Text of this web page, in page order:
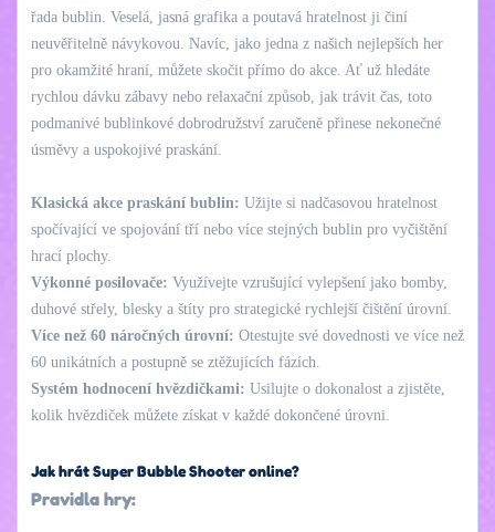
řada bublin. Veselá, jasná grafika a poutavá hratelnost ji činí
neuvěřitelně návykovou. Navíc, jako jedna z našich nejlepších her
pro okamžité hraní, můžete skočit přímo do akce. Ať už hledáte
rychlou dávku zábavy nebo relaxační způsob, jak trávit čas, toto
podmanivé bublinkové dobrodružství zaručeně přinese nekonečné
úsměvy a uspokojivé praskání.
Klasická akce praskání bublin: Užijte si nadčasovou hratelnost
spočívající ve spojování tří nebo více stejných bublin pro vyčištění
hrací plochy.
Výkonné posilovače: Využívejte vzrušující vylepšení jako bomby,
duhové střely, blesky a štíty pro strategické rychlejší čištění úrovní.
Více než 60 náročných úrovní: Otestujte své dovednosti ve více než
60 unikátních a postupně se ztěžujících fázích.
Systém hodnocení hvězdičkami: Usilujte o dokonalost a zjistěte,
kolik hvězdiček můžete získat v každé dokončené úrovni.
Jak hrát Super Bubble Shooter online?
Pravidla hry: